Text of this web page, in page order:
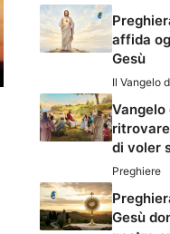
affida
Gesù
Il Vangelo
Vangelo
di voler
Preghiere
Gesù